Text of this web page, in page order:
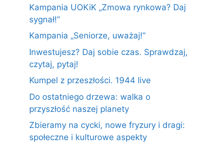
Kampania UOKiK „Zmowa rynkowa? Daj
sygnał!”
Kampania „Seniorze, uważaj!”
Inwestujesz? Daj sobie czas. Sprawdzaj,
czytaj, pytaj!
Kumpel z przeszłości. 1944 live
Do ostatniego drzewa: walka o
przyszłość naszej planety
Zbieramy na cycki, nowe fryzury i dragi:
społeczne i kulturowe aspekty